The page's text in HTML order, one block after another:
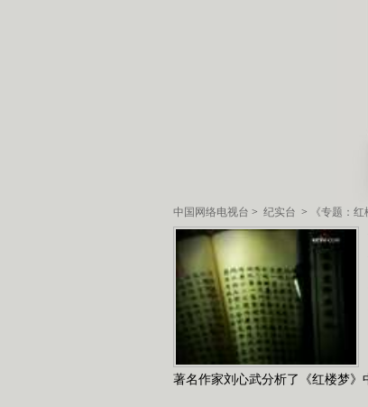
中国网络电视台 > 纪实台 > 《专题：红
著名作家刘心武分析了《红楼梦》